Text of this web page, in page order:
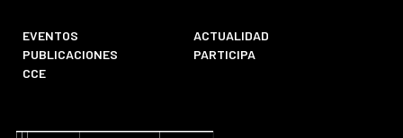
EVENTOS
ACTUALIDAD
PUBLICACIONES
PARTICIPA
CCE